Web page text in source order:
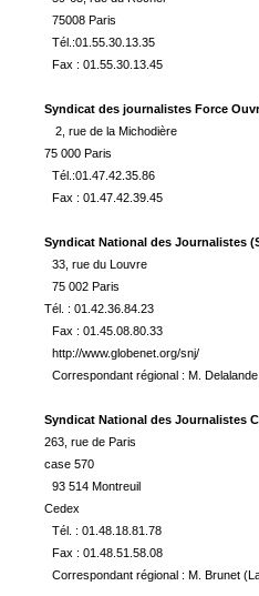
75008 Paris
Tél.:01.55.30.13.35
Fax : 01.55.30.13.45
Syndicat des journalistes Force
2, rue de la Michodière
75 000 Paris
Tél.:01.47.42.35.86
Fax : 01.47.42.39.45
Syndicat National des Journalistes
33, rue du Louvre
75 002 Paris
Tél. : 01.42.36.84.23
Fax : 01.45.08.80.33
http://www.globenet.org/snj/
Correspondant régional : M.
Syndicat National des Journalistes
263, rue de Paris
case 570
93 514 Montreuil
Cedex
Tél. : 01.48.18.81.78
Fax : 01.48.51.58.08
Correspondant régional : M. Brunet